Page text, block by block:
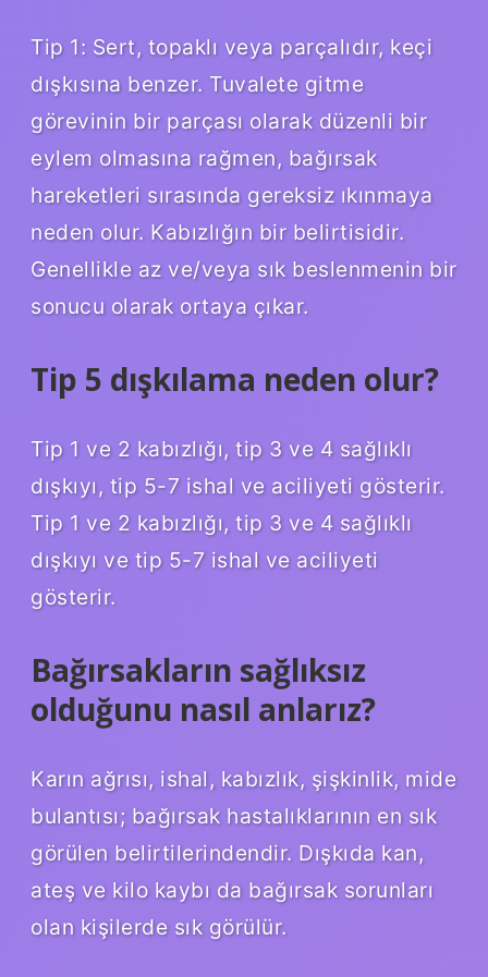
Tip 1: Sert, topaklı veya parçalıdır, keçi
dışkısına benzer. Tuvalete gitme
görevinin bir parçası olarak düzenli bir
eylem olmasına rağmen, bağırsak
hareketleri sırasında gereksiz ıkınmaya
neden olur. Kabızlığın bir belirtisidir.
Genellikle az ve/veya sık beslenmenin bir
sonucu olarak ortaya çıkar.
Tip 5 dışkılama neden olur?
Tip 1 ve 2 kabızlığı, tip 3 ve 4 sağlıklı
dışkıyı, tip 5-7 ishal ve aciliyeti gösterir.
Tip 1 ve 2 kabızlığı, tip 3 ve 4 sağlıklı
dışkıyı ve tip 5-7 ishal ve aciliyeti
gösterir.
Bağırsakların sağlıksız
olduğunu nasıl anlarız?
Karın ağrısı, ishal, kabızlık, şişkinlik, mide
bulantısı; bağırsak hastalıklarının en sık
görülen belirtilerindendir. Dışkıda kan,
ateş ve kilo kaybı da bağırsak sorunları
olan kişilerde sık görülür.